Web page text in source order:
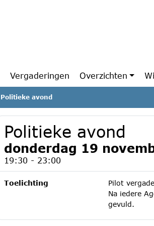
Vergaderingen Overzichten
Politieke avond
Politieke avond
donderdag 19
19:30 - 23:00
Toelichting
Pilot
Na iedere
gevuld.